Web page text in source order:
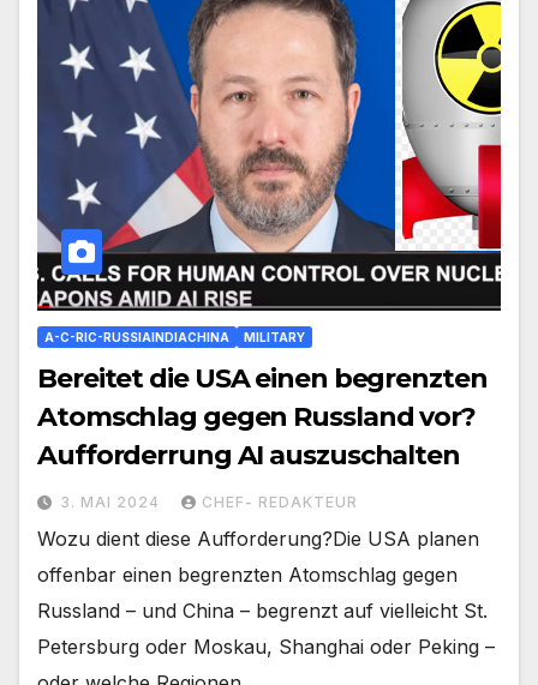
A-C-RIC-RUSSIAINDIACHINA MILITARY
Bereitet die USA einen begrenzten
Atomschlag gegen Russland vor?
Aufforderrung AI auszuschalten
3. MAI 2024 CHEF- REDAKTEUR
Wozu dient diese Aufforderung?Die USA planen
offenbar einen begrenzten Atomschlag gegen
Russland – und China – begrenzt auf vielleicht St.
Petersburg oder Moskau, Shanghai oder Peking –